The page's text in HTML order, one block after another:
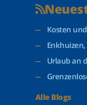
Kosten
Urlaub an
Alle Blogs